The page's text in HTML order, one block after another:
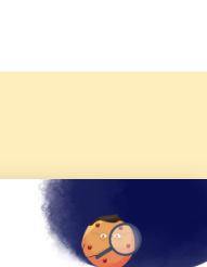
d'été 2026 de KTO